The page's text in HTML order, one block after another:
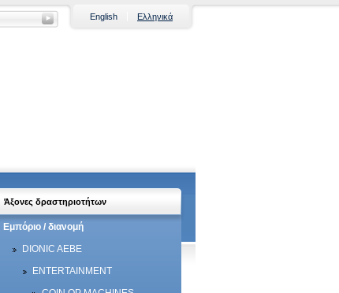
English Ελληνικά
Άξονες δραστηριοτήτων
Εμπόριο / διανομή
DIONIC AEBE
ENTERTAINMENT